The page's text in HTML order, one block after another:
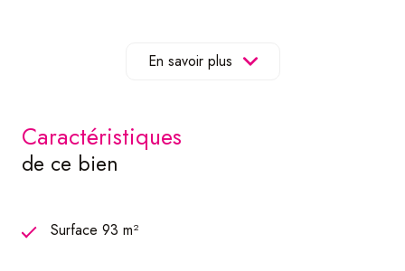
salon et d'un séjour avec accès direct à l'extérieur.
En savoir plus
caractéristiques
de ce bien
Surface 93 m²